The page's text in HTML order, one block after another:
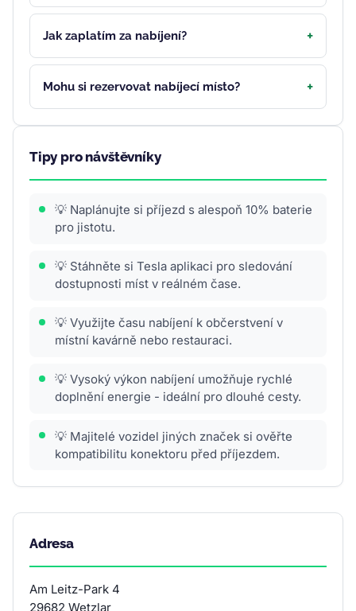
Jak zaplatím za nabíjení?
Mohu si rezervovat nabíjecí místo?
Tipy pro návštěvníky
💡 Naplánujte si příjezd s alespoň 10% baterie
pro jistotu.
💡 Stáhněte si Tesla aplikaci pro sledování
dostupnosti míst v reálném čase.
💡 Využijte času nabíjení k občerstvení v
místní kavárně nebo restauraci.
💡 Vysoký výkon nabíjení umožňuje rychlé
doplnění energie - ideální pro dlouhé cesty.
💡 Majitelé vozidel jiných značek si ověřte
kompatibilitu konektoru před příjezdem.
Adresa
Am Leitz-Park 4
29682 Wetzlar